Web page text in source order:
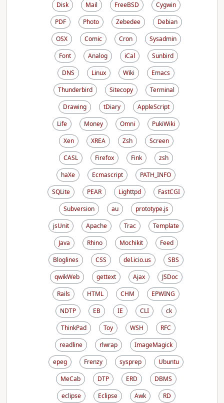
Disk Mail FreeBSD
Cygwin
PDF
Photo Zebedee
Debian
OSX
Comic Cron
Sysadmin
Font
Analog iCal
Sunbird
DNS
Linux Wiki
Emacs
Thunderbird
Sitecopy
Terminal
Drawing
tDiary
AppleScript
Life
Money Omni
PukiWiki
Xen
XREA Zsh
Screen
CASL
Firefox Fink
zsh
haXe
Ecmascript
PATH_INFO
SQLite
PEAR Lighttpd
FastCGI
Subversion
au
prototype.js
jsUnit
Apache Trac
Template
Java
Rhino Mochikit
Feed
Bloglines
CSS del.icio.us
SBS
qwikWeb
gettext Ajax
JSDoc
Rails
HTML CHM
EPWING
NDTP
EB IE CLI
ck
ThinkPad
Toy WSH
RFC
readline
rlwrap
ImageMagick
epeg
Frenzy sysprep
Ubuntu
MeCab
DTP ERD
DBMS
eclipse
Eclipse Awk
RD